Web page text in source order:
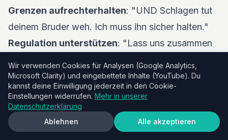
Grenzen aufrechterhalten: "UND Schlagen tut
deinem Bruder weh. Ich muss ihn sicher halten."
Regulation unterstützen: "Lass uns zusammen
groß für deinen Körper gerade."
Probleme lösen: "Was könntest du das nächste
Mal tun, wenn du so wütend bist?"
Szenario 2: Zusammenbruch wegen Ende der
Bildschirmzeit
Wir verwenden Cookies für Analysen (Google Analytics,
Microsoft Clarity) und eingebettete Inhalte (YouTube). Du
kannst deine Einwilligung jederzeit in den Cookie-
Einstellungen widerrufen. Mehr in unserer
Datenschutzerklärung
Ablehnen
Alle akzeptieren